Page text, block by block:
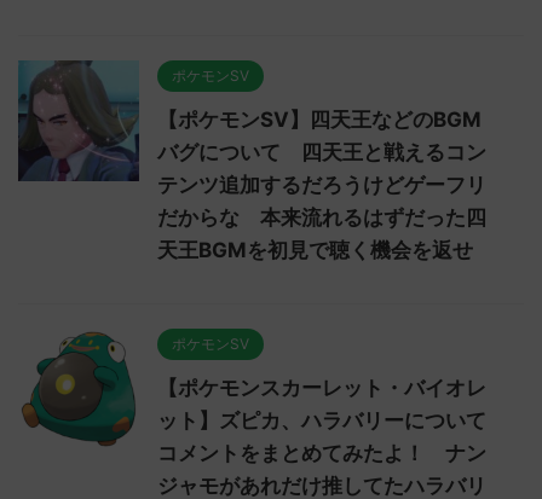
ポケモンSV
【ポケモンSV】四天王などのBGM
バグについて 四天王と戦えるコン
テンツ追加するだろうけどゲーフリ
だからな 本来流れるはずだった四
天王BGMを初見で聴く機会を返せ
ポケモンSV
【ポケモンスカーレット・バイオレ
ット】ズピカ、ハラバリーについて
コメントをまとめてみたよ！ ナン
ジャモがあれだけ推してたハラバリ